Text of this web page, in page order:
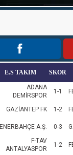
E.S TAKIM SKOR
ADANA
DEMİRSPOR
1-1
GAZİANTEP FK 1-2
A.Ş. 0-3
F-TAV
ANTALYASPOR
1-2